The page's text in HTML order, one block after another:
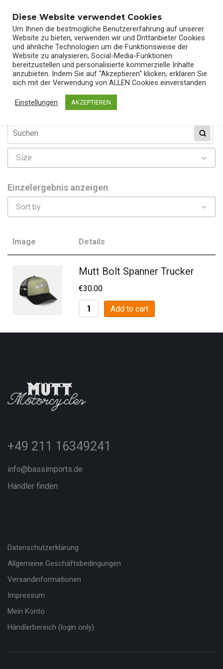
Start/Shop/ Products tagged “CAP”
Size
S
Einzelergebnis anzeigen
Sort by
Image Details
Mutt Bolt Spanner Trucker
€30.00
Add to cart
+49 211 16349241
info@bassimports.de
Händler finden
Datenschutzerklärung
Allgemeine Geschäftsbedingungen
Versandinformationen
Impressum
Mein Konto
Händlerbereich (login only)
Diese Website verwendet Cookies
Um Ihnen die bestmögliche Benutzererfahrung auf unserer
Website zu bieten, verwenden wir und Drittanbieter Cookies
und ähnliche Technologien um die Funktionsweise der
Website zu analysieren, Social-Media-Funktionen
bereitzustellen und personalisierte kommerzielle Inhalte
anzubieten. Indem Sie auf "Akzeptieren" klicken, erklären Sie
sich mit der Verwendung von ALLEN Cookies einverstanden.
Einstellungen AKZEPTIEREN